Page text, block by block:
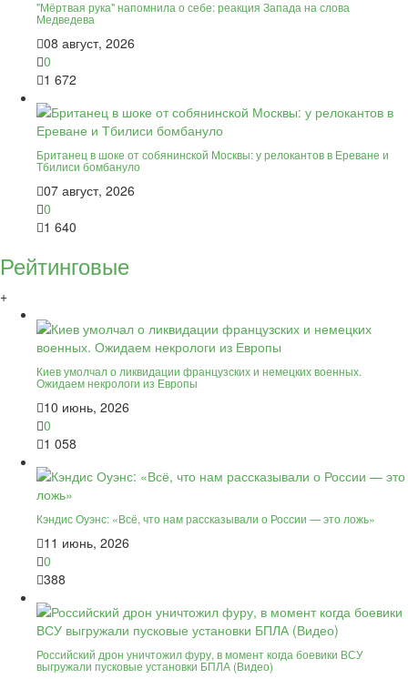
"Мёртвая рука" напомнила о себе: реакция Запада на слова
Медведева
08 август, 2026
0
1 672
Британец в шоке от собянинской Москвы: у релокантов в Ереване и
Тбилиси бомбануло
07 август, 2026
0
1 640
Рейтинговые
+
Киев умолчал о ликвидации французских и немецких военных.
Ожидаем некрологи из Европы
10 июнь, 2026
0
1 058
Кэндис Оуэнс: «Всё, что нам рассказывали о России — это ложь»
11 июнь, 2026
0
388
Российский дрон уничтожил фуру, в момент когда боевики ВСУ
выгружали пусковые установки БПЛА (Видео)